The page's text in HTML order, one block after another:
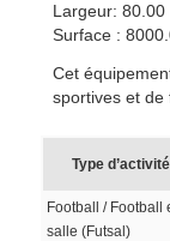
Largeur: 80.00
Surface :
Cet
sportives et de
Type d’activité
Football / Football
salle (Futsal)